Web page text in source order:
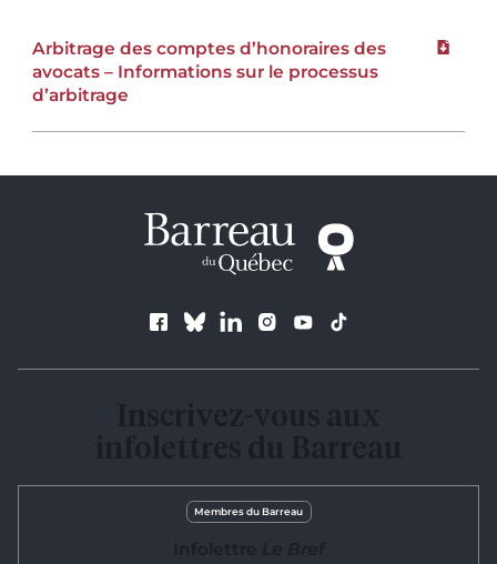
Arbitrage des comptes d’honoraires des
avocats – Informations sur le processus
d’arbitrage
Suivez le Barreau
Membres du Barreau